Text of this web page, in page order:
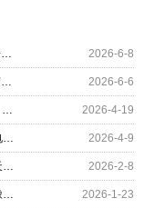
减橡胶隔震支座价格 FPS-AS2A隔震支座生产厂家 房屋减隔震支座报价 2026-6-8
LRB700支座生产厂家 房屋减隔震支座厂家 LNR橡胶隔震支座1500厂家 2026-6-6
LRB隔震支座400(II型)厂家 摩擦摆减隔震型支座价格 房屋减隔震支座生产厂家 2026-4-19
房屋减隔震支座厂家 高阻尼HDR橡胶隔震支座厂家电话 楼梯抗震支座生产厂家 2026-4-9
钢结构建筑抗震支座 房屋减隔震支座源头工厂 建筑天然橡胶隔震支座厂家直销生产厂家 2026-2-8
圆形高阻尼隔震支座什么价格 HDR系列高阻尼隔震橡胶支座多少钱 房屋减隔震支座 2026-1-23